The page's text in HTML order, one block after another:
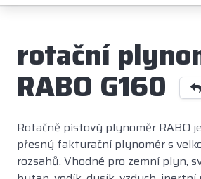
rotační
RABO G160
Rotačně pístový plynoměr RABO
přesný fakturační plynoměr s
rozsahů. Vhodné pro zemní plyn,